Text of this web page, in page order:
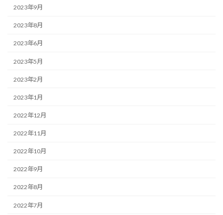
2023年9月
2023年8月
2023年6月
2023年5月
2023年2月
2023年1月
2022年12月
2022年11月
2022年10月
2022年9月
2022年8月
2022年7月